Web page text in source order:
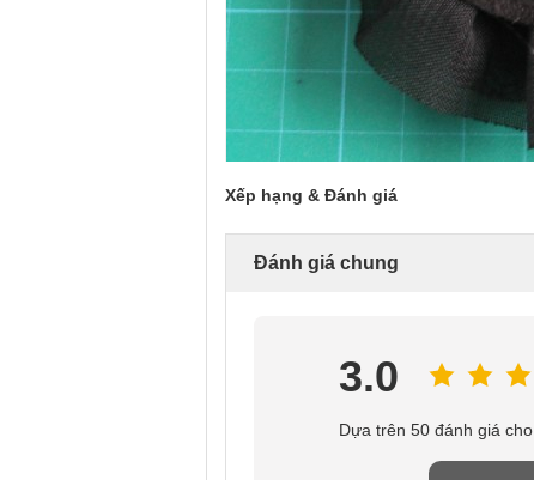
Xếp hạng & Đánh giá
Đánh giá chung
3.0
Dựa trên 50 đánh giá